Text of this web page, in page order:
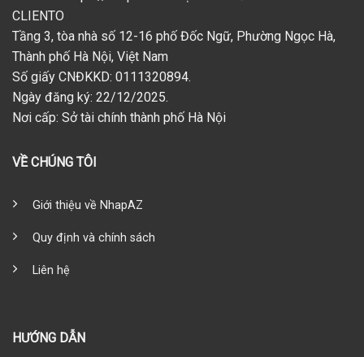
CLIENTO
Tầng 3, tòa nhà số 12-16 phố Đốc Ngữ, Phường Ngọc Hà,
Thành phố Hà Nội, Việt Nam
Số giấy CNĐKKD: 0111320894.
Ngày đăng ký: 22/12/2025.
Nơi cấp: Sở tài chính thành phố Hà Nội
VỀ CHÚNG TÔI
Giới thiệu về NhapAZ
Quy định và chính sách
Liên hệ
HƯỚNG DẪN